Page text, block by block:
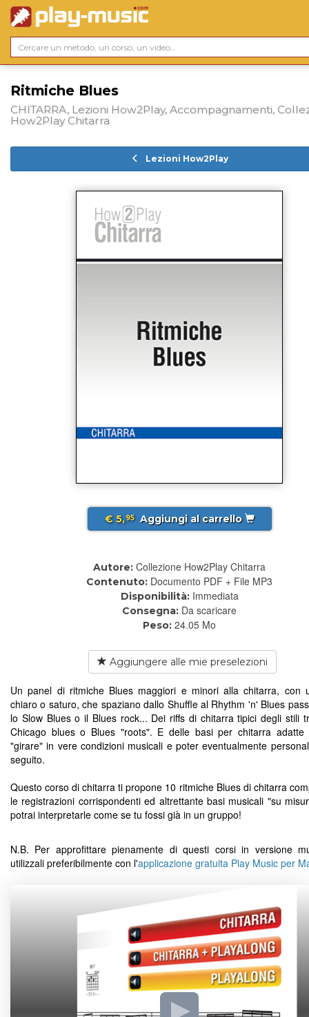
Ritmiche Blues
CHITARRA, Lezioni How2Play, Accompagnamenti,
How2Play Chitarra
Lezioni How2Play
€ 5,95 Aggiungi al carrello
Autore: Collezione How2Play Chitarra
Contenuto: Documento PDF + File MP3
Disponibilità: Immediata
Consegna: Da scaricare
Peso: 24.05 Mo
Aggiungere alle mie preselezioni
Un panel di ritmiche Blues maggiori e minori alla chitarra, con
chiaro o saturo, che spaziano dallo Shuffle al Rhythm 'n' Blues
lo Slow Blues o il Blues rock... Dei riffs di chitarra tipici degli stili
Chicago blues o Blues "roots". E delle basi per chitarra adatte
"girare" in vere condizioni musicali e poter eventualmente
seguito.
Questo corso di chitarra ti propone 10 ritmiche Blues di chitarra
le registrazioni corrispondenti ed altrettante basi musicali "su
potrai interpretarle come se tu fossi già in un gruppo!
N.B. Per approfittare pienamente di questi corsi in versione
utilizzali preferibilmente con l'applicazione gratuita Play Music per